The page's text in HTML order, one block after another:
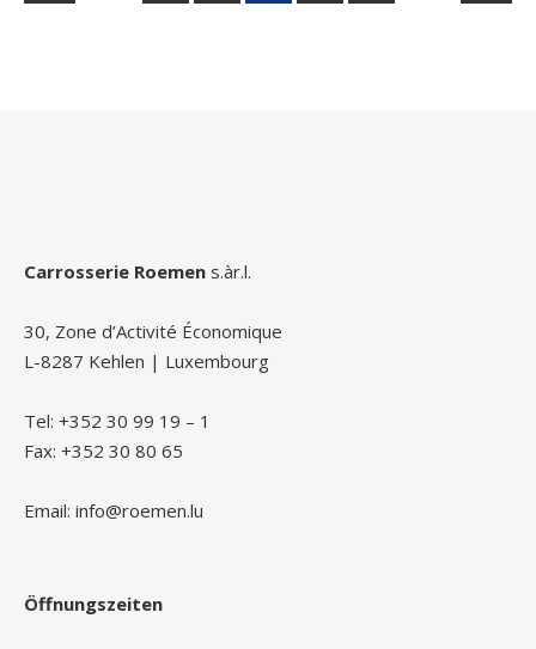
Carrosserie Roemen s.àr.l.
30, Zone d’Activité Économique
L-8287 Kehlen | Luxembourg
Tel: +352 30 99 19 – 1
Fax: +352 30 80 65
Email: info@roemen.lu
Öffnungszeiten